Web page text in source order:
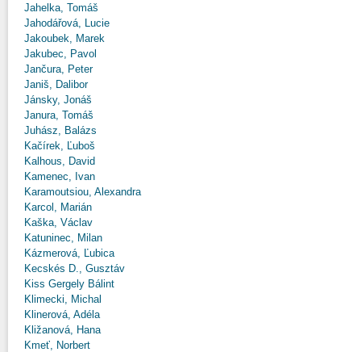
Jahelka, Tomáš
Jahodářová, Lucie
Jakoubek, Marek
Jakubec, Pavol
Jančura, Peter
Janiš, Dalibor
Jánsky, Jonáš
Janura, Tomáš
Juhász, Balázs
Kačírek, Ľuboš
Kalhous, David
Kamenec, Ivan
Karamoutsiou, Alexandra
Karcol, Marián
Kaška, Václav
Katuninec, Milan
Kázmerová, Ľubica
Kecskés D., Gusztáv
Kiss Gergely Bálint
Klimecki, Michal
Klinerová, Adéla
Kližanová, Hana
Kmeť, Norbert